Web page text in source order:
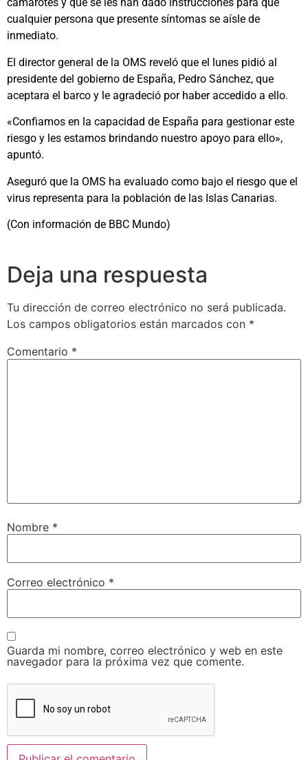
camarotes y que se les han dado instrucciones para que
cualquier persona que presente síntomas se aísle de
inmediato.
El director general de la OMS reveló que el lunes pidió al
presidente del gobierno de España, Pedro Sánchez, que
aceptara el barco y le agradeció por haber accedido a ello.
«Confiamos en la capacidad de España para gestionar este
riesgo y les estamos brindando nuestro apoyo para ello»,
apuntó.
Aseguró que la OMS ha evaluado como bajo el riesgo que el
virus representa para la población de las Islas Canarias.
(Con información de BBC Mundo)
Deja una respuesta
Tu dirección de correo electrónico no será publicada.
Los campos obligatorios están marcados con *
Comentario *
Nombre *
Correo electrónico *
Guarda mi nombre, correo electrónico y web en este
navegador para la próxima vez que comente.